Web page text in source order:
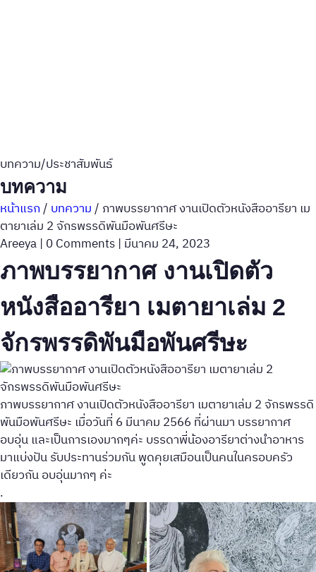
บทความ/ประชาสัมพันธ์
บทความ
หน้าแรก/ บทความ/ ภาพบรรยากาศ งานเปิดตัวหนังสืออารียา เม
ตายาเล่ม 2 จักรพรรดิพันมือพันศรีษะ
Areeya | 0 Comments | มีนาคม 24, 2023
ภาพบรรยากาศ งานเปิดตัว
หนังสืออารียา เมตายาเล่ม 2
จักรพรรดิพันมือพันศรีษะ
ภาพบรรยากาศ งานเปิดตัวหนังสืออารียา เมตายาเล่ม 2 จักรพรรดิ
พันมือพันศรีษะ เมื่อวันที่ 6 มีนาคม 2566 ที่ผ่านมา บรรยากาศ
อบอุ่น และเป็นการเองมากๆค่ะ บรรดาพี่น้องอารียาต่างนำอาหาร
มาแบ่งปัน รับประทานร่วมกัน พูดคุยเสมือนเป็นคนในครอบครัว
เดียวกัน อบอุ่นมากๆ ค่ะ
.